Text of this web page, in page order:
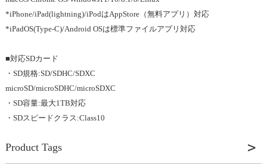
*iPhone/iPad(lightning)/iPodはAppStore（無料アプリ）対応
*iPadOS(Type-C)/Android OSは標準ファイルアプリ対応
■対応SDカード
・SD規格:SD/SDHC/SDXC
microSD/microSDHC/microSDXC
・SD容量:最大1TB対応
・SDスピードクラス:Class10
Product Tags